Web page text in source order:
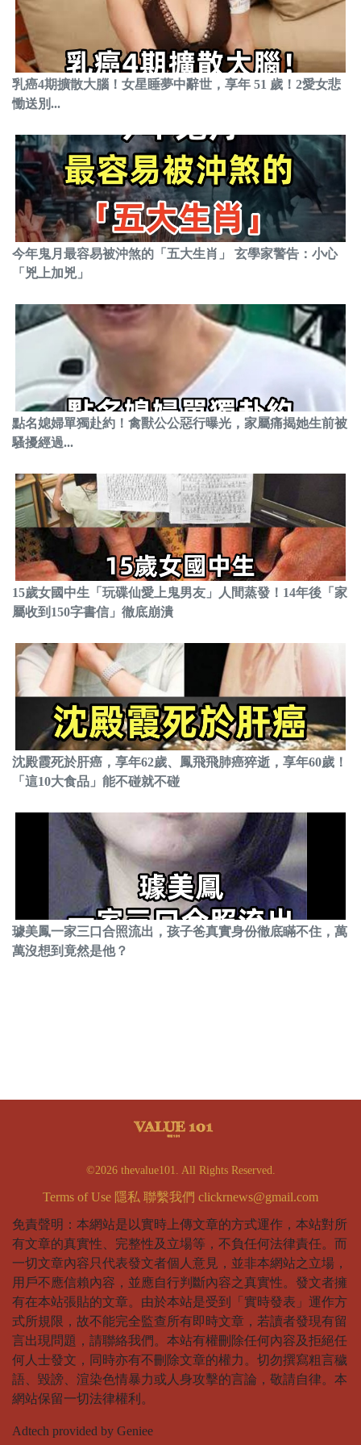
乳癌4期擴散大腦！女星睡夢中辭世，享年 51 歲！2愛女悲
慟送別...
今年鬼月最容易被沖煞的「五大生肖」 玄學家警告：小心
「兇上加兇」
點名媳婦單獨赴約！禽獸公公惡行曝光，家屬痛揭她生前被
騷擾經過...
15歲女國中生「玩碟仙愛上鬼男友」人間蒸發！14年後「家
屬收到150字書信」徹底崩潰
沈殿霞死於肝癌，享年62歲、鳳飛飛肺癌猝逝，享年60歲！
「這10大食品」能不碰就不碰
璩美鳳一家三口合照流出，孩子爸真實身份徹底瞞不住，萬
萬沒想到竟然是他？
©2026 thevalue101. All Rights Reserved.
Terms of Use 隱私 聯繫我們 clickrnews@gmail.com
免責聲明：本網站是以實時上傳文章的方式運作，本站對所
有文章的真實性、完整性及立場等，不負任何法律責任。而
一切文章內容只代表發文者個人意見，並非本網站之立場，
用戶不應信賴內容，並應自行判斷內容之真實性。發文者擁
有在本站張貼的文章。由於本站是受到「實時發表」運作方
式所規限，故不能完全監查所有即時文章，若讀者發現有留
言出現問題，請聯絡我們。本站有權刪除任何內容及拒絕任
何人士發文，同時亦有不刪除文章的權力。切勿撰寫粗言穢
語、毀謗、渲染色情暴力或人身攻擊的言論，敬請自律。本
網站保留一切法律權利。
Adtech provided by Geniee